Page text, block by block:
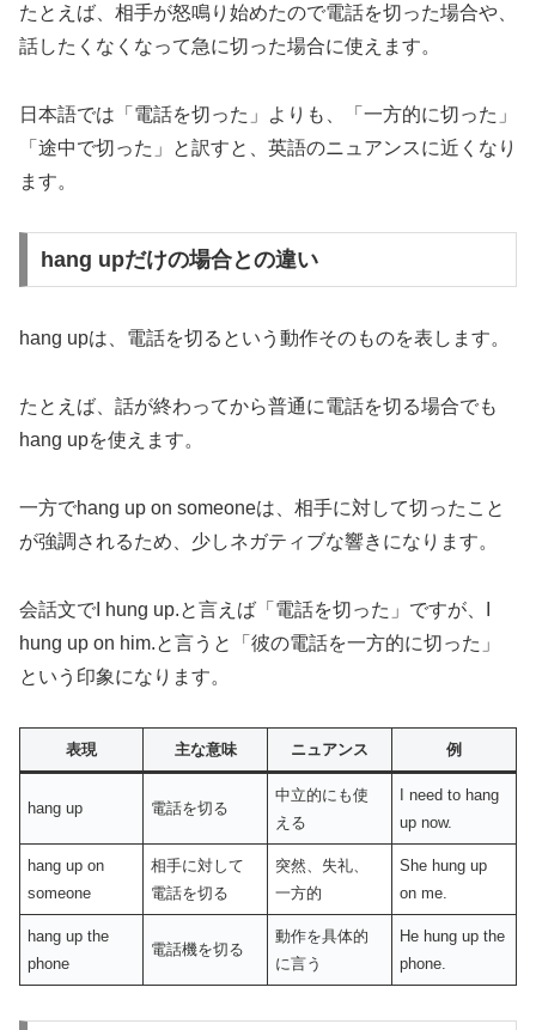
たとえば、相手が怒鳴り始めたので電話を切った場合や、
話したくなくなって急に切った場合に使えます。
日本語では「電話を切った」よりも、「一方的に切った」
「途中で切った」と訳すと、英語のニュアンスに近くなり
ます。
hang upだけの場合との違い
hang upは、電話を切るという動作そのものを表します。
たとえば、話が終わってから普通に電話を切る場合でも
hang upを使えます。
一方でhang up on someoneは、相手に対して切ったこと
が強調されるため、少しネガティブな響きになります。
会話文でI hung up.と言えば「電話を切った」ですが、I
hung up on him.と言うと「彼の電話を一方的に切った」
という印象になります。
表現 主な意味 ニュアンス 例
hang up 電話を切る
中立的にも使
える
I need to hang
up now.
hang up on
someone
相手に対して
電話を切る
突然、失礼、
一方的
She hung up
on me.
hang up the
phone
電話機を切る
動作を具体的
に言う
He hung up the
phone.